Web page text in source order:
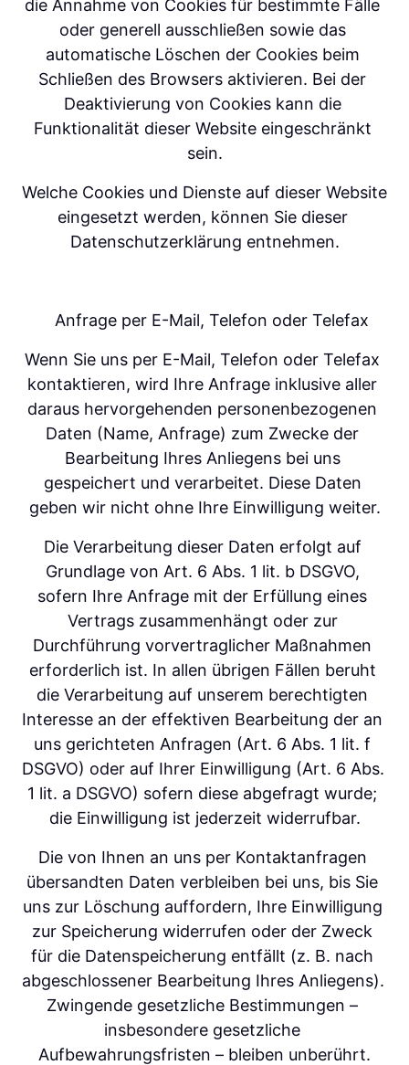
die Annahme von Cookies für bestimmte Fälle
oder generell ausschließen sowie das
automatische Löschen der Cookies beim
Schließen des Browsers aktivieren. Bei der
Deaktivierung von Cookies kann die
Funktionalität dieser Website eingeschränkt
sein.
Welche Cookies und Dienste auf dieser Website
eingesetzt werden, können Sie dieser
Datenschutzerklärung entnehmen.
   Anfrage per E-Mail, Telefon oder Telefax
Wenn Sie uns per E-Mail, Telefon oder Telefax
kontaktieren, wird Ihre Anfrage inklusive aller
daraus hervorgehenden personenbezogenen
Daten (Name, Anfrage) zum Zwecke der
Bearbeitung Ihres Anliegens bei uns
gespeichert und verarbeitet. Diese Daten
geben wir nicht ohne Ihre Einwilligung weiter.
Die Verarbeitung dieser Daten erfolgt auf
Grundlage von Art. 6 Abs. 1 lit. b DSGVO,
sofern Ihre Anfrage mit der Erfüllung eines
Vertrags zusammenhängt oder zur
Durchführung vorvertraglicher Maßnahmen
erforderlich ist. In allen übrigen Fällen beruht
die Verarbeitung auf unserem berechtigten
Interesse an der effektiven Bearbeitung der an
uns gerichteten Anfragen (Art. 6 Abs. 1 lit. f
DSGVO) oder auf Ihrer Einwilligung (Art. 6 Abs.
1 lit. a DSGVO) sofern diese abgefragt wurde;
die Einwilligung ist jederzeit widerrufbar.
Die von Ihnen an uns per Kontaktanfragen
übersandten Daten verbleiben bei uns, bis Sie
uns zur Löschung auffordern, Ihre Einwilligung
zur Speicherung widerrufen oder der Zweck
für die Datenspeicherung entfällt (z. B. nach
abgeschlossener Bearbeitung Ihres Anliegens).
Zwingende gesetzliche Bestimmungen –
insbesondere gesetzliche
Aufbewahrungsfristen – bleiben unberührt.